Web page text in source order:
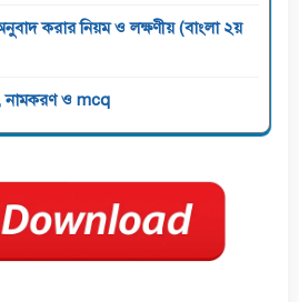
করার নিয়ম ও লক্ষণীয় (বাংলা ২য়
নামকরণ ও mcq